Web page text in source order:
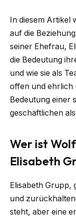
In diesem
auf die
seiner Ehefrau,
die Bedeutung
und wie sie als
offen und ehrlich
Bedeutung einer
geschäftlichen
Wer ist
Elisabeth
Elisabeth Grupp,
und
steht, aber eine